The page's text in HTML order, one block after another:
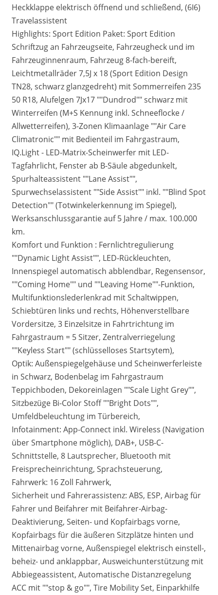
Heckklappe elektrisch öffnend und schließend, (6I6)
Travelassistent
Highlights: Sport Edition Paket: Sport Edition
Schriftzug an Fahrzeugseite, Fahrzeugheck und im
Fahrzeuginnenraum, Fahrzeug 8-fach-bereift,
Leichtmetallräder 7,5J x 18 (Sport Edition Design
TN28, schwarz glanzgedreht) mit Sommerreifen 235
50 R18, Alufelgen 7Jx17 ""Dundrod"" schwarz mit
Winterreifen (M+S Kennung inkl. Schneeflocke /
Allwetterreifen), 3-Zonen Klimaanlage ""Air Care
Climatronic"" mit Bedienteil im Fahrgastraum,
IQ.Light - LED-Matrix-Scheinwerfer mit LED-
Tagfahrlicht, Fenster ab B-Säule abgedunkelt,
Spurhalteassistent ""Lane Assist"",
Spurwechselassistent ""Side Assist"" inkl. ""Blind Spot
Detection"" (Totwinkelerkennung im Spiegel),
Werksanschlussgarantie auf 5 Jahre / max. 100.000
km.
Komfort und Funktion : Fernlichtregulierung
""Dynamic Light Assist"", LED-Rückleuchten,
Innenspiegel automatisch abblendbar, Regensensor,
""Coming Home"" und ""Leaving Home""-Funktion,
Multifunktionslederlenkrad mit Schaltwippen,
Schiebtüren links und rechts, Höhenverstellbare
Vordersitze, 3 Einzelsitze in Fahrtrichtung im
Fahrgastraum = 5 Sitzer, Zentralverriegelung
""Keyless Start"" (schlüsselloses Startsytem),
Optik: Außenspiegelgehäuse und Scheinwerferleiste
in Schwarz, Bodenbelag im Fahrgastraum
Teppichboden, Dekoreinlagen ""Scale Light Grey"",
Sitzbezüge Bi-Color Stoff ""Bright Dots"",
Umfeldbeleuchtung im Türbereich,
Infotainment: App-Connect inkl. Wireless (Navigation
über Smartphone möglich), DAB+, USB-C-
Schnittstelle, 8 Lautsprecher, Bluetooth mit
Freisprecheinrichtung, Sprachsteuerung,
Fahrwerk: 16 Zoll Fahrwerk,
Sicherheit und Fahrerassistenz: ABS, ESP, Airbag für
Fahrer und Beifahrer mit Beifahrer-Airbag-
Deaktivierung, Seiten- und Kopfairbags vorne,
Kopfairbags für die äußeren Sitzplätze hinten und
Mittenairbag vorne, Außenspiegel elektrisch einstell-,
beheiz- und anklappbar, Ausweichunterstützung mit
Abbiegeassistent, Automatische Distanzregelung
ACC mit ""stop & go"", Tire Mobility Set, Einparkhilfe